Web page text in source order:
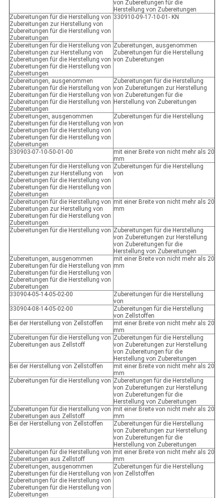
von Zubereitungen für die
Herstellung von Zubereitungen
Zubereitungen für die Herstellung von
Zubereitungen zur Herstellung von
Zubereitungen für die Herstellung von
Zubereitungen
330910-09-17-10-01- KN
Zubereitungen für die Herstellung von
Zubereitungen zur Herstellung von
Zubereitungen für die Herstellung von
Zubereitungen für die Herstellung von
Zubereitungen
Zubereitungen, ausgenommen
Zubereitungen für die Herstellung
von Zubereitungen
Zubereitungen, ausgenommen
Zubereitungen für die Herstellung von
Zubereitungen für die Herstellung von
Zubereitungen für die Herstellung von
Zubereitungen
Zubereitungen für die Herstellung
von Zubereitungen zur Herstellung
von Zubereitungen für die
Herstellung von Zubereitungen
Zubereitungen, ausgenommen
Zubereitungen für die Herstellung von
Zubereitungen für die Herstellung von
Zubereitungen für die Herstellung von
Zubereitungen
Zubereitungen für die Herstellung
von
330903-07-10-50-01-00
mit einer Breite von nicht mehr als 20
mm
Zubereitungen für die Herstellung von
Zubereitungen zur Herstellung von
Zubereitungen für die Herstellung von
Zubereitungen für die Herstellung von
Zubereitungen
Zubereitungen für die Herstellung
von
Zubereitungen für die Herstellung von
Zubereitungen zur Herstellung von
Zubereitungen für die Herstellung von
Zubereitungen
mit einer Breite von nicht mehr als 20
mm
Zubereitungen für die Herstellung von Zubereitungen für die Herstellung
von Zubereitungen zur Herstellung
von Zubereitungen für die
Herstellung von Zubereitungen
Zubereitungen, ausgenommen
Zubereitungen für die Herstellung von
Zubereitungen für die Herstellung von
Zubereitungen für die Herstellung von
Zubereitungen
mit einer Breite von nicht mehr als 20
mm
330904-05-14-05-02-00
Zubereitungen für die Herstellung
von
330904-08-14-05-02-00
Zubereitungen für die Herstellung
von Zellstoffen
Bei der Herstellung von Zellstoffen
mit einer Breite von nicht mehr als 20
mm
Zubereitungen für die Herstellung von
Zubereitungen aus Zellstoff
Zubereitungen für die Herstellung
von Zubereitungen zur Herstellung
von Zubereitungen für die
Herstellung von Zubereitungen
Bei der Herstellung von Zellstoffen
mit einer Breite von nicht mehr als 20
mm
Zubereitungen für die Herstellung von Zubereitungen für die Herstellung
von Zubereitungen zur Herstellung
von Zubereitungen für die
Herstellung von Zubereitungen
Zubereitungen für die Herstellung von
Zubereitungen aus Zellstoff
mit einer Breite von nicht mehr als 20
mm
Bei der Herstellung von Zellstoffen
Zubereitungen für die Herstellung
von Zubereitungen zur Herstellung
von Zubereitungen für die
Herstellung von Zubereitungen
Zubereitungen für die Herstellung von
Zubereitungen aus Zellstoff
mit einer Breite von nicht mehr als 20
mm
Zubereitungen, ausgenommen
Zubereitungen für die Herstellung von
Zubereitungen für die Herstellung von
Zubereitungen für die Herstellung von
Zubereitungen
Zubereitungen für die Herstellung
von Zellstoffen